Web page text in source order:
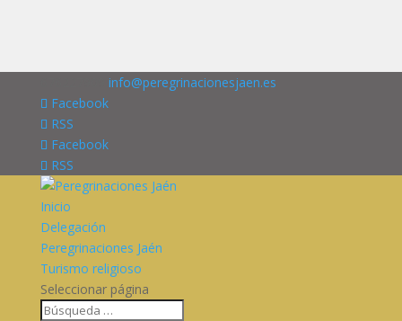
info@peregrinacionesjaen.es
Facebook
RSS
Facebook
RSS
Inicio
Delegación
Peregrinaciones Jaén
Turismo religioso
Seleccionar página